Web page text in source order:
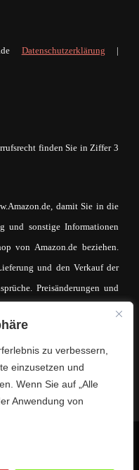
zu verbessern,
einzusetzen und
Wenn Sie auf „Alle
Anwendung von
Datenschutzerklärung |
finden Sie in Ziffer 3
damit Sie in die
und sonstige Informationen
von Amazon.de beziehen.
und den Verkauf der
Preisänderungen und
von mein-mode-shop.com
Weise zueigen. Der
und die entsprechende
www.Amazon.de.